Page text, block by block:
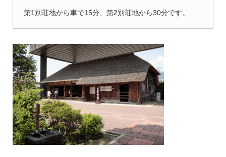
第1別荘地から車で15分、第2別荘地から30分です。